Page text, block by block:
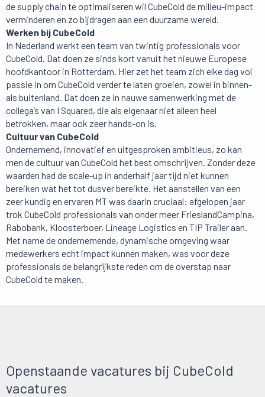
de supply chain te optimaliseren wil CubeCold de milieu-impact
verminderen en zo bijdragen aan een duurzame wereld.
Werken bij CubeCold
In Nederland werkt een team van twintig professionals voor
CubeCold. Dat doen ze sinds kort vanuit het nieuwe Europese
hoofdkantoor in Rotterdam. Hier zet het team zich elke dag vol
passie in om CubeCold verder te laten groeien, zowel in binnen-
als buitenland. Dat doen ze in nauwe samenwerking met de
collega’s van I Squared, die als eigenaar niet alleen heel
betrokken, maar ook zeer hands-on is.
Cultuur van CubeCold
Ondernemend, innovatief en uitgesproken ambitieus, zo kan
men de cultuur van CubeCold het best omschrijven. Zonder deze
waarden had de scale-up in anderhalf jaar tijd niet kunnen
bereiken wat het tot dusver bereikte. Het aanstellen van een
zeer kundig en ervaren MT was daarin cruciaal: afgelopen jaar
trok CubeCold professionals van onder meer FrieslandCampina,
Rabobank, Kloosterboer, Lineage Logistics en TIP Trailer aan.
Met name de ondernemende, dynamische omgeving waar
medewerkers echt impact kunnen maken, was voor deze
professionals de belangrijkste reden om de overstap naar
CubeCold te maken.
Openstaande vacatures bij CubeCold
vacatures